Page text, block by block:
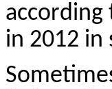
according
in 2012 in